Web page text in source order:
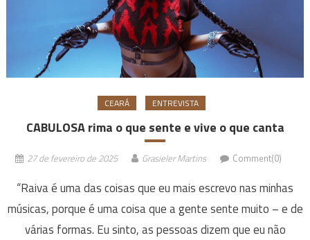
CEARÁ ENTREVISTA
CABULOSA rima o que sente e vive o que canta
27 de fevereiro de 2025 Grasieler Martins Comment(0)
“Raiva é uma das coisas que eu mais escrevo nas minhas
músicas, porque é uma coisa que a gente sente muito – e de
várias formas. Eu sinto, as pessoas dizem que eu não